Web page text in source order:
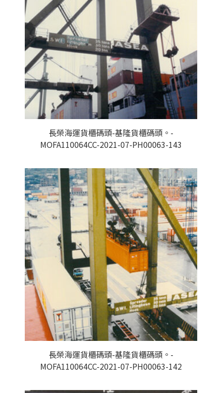
長榮海運貨櫃碼頭-基隆貨櫃碼頭。-
MOFA110064CC-2021-07-PH00063-143
長榮海運貨櫃碼頭-基隆貨櫃碼頭。-
MOFA110064CC-2021-07-PH00063-142